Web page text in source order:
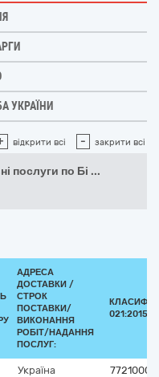
УКРАЇНИ
відкрити всі - закрити всі
послуги по Бі ...
АДРЕСА
ДОСТАВКИ /
СТРОК
ПОСТАВКИ/
ВИКОНАННЯ
РОБІТ/НАДАННЯ
ПОСЛУГ:
021:2015
Україна